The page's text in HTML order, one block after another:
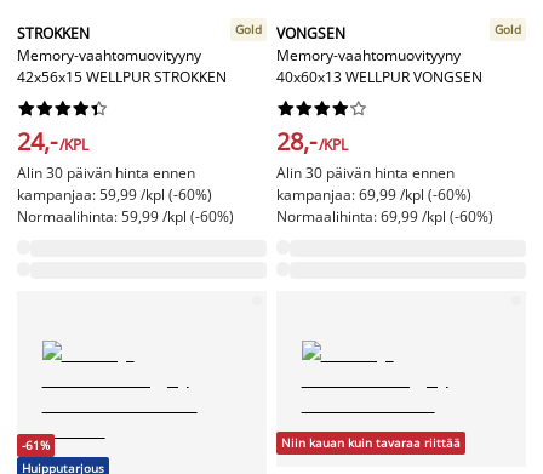
STROKKEN
Memory-vaahtomuovityyny
42x56x15 WELLPUR STROKKEN
Gold






24,-/KPL
Alin 30 päivän hinta ennen
kampanjaa: 59,99 /kpl (-60%)
Normaalihinta: 59,99 /kpl (-60%)
VONGSEN
Memory-vaahtomuovityyny
40x60x13 WELLPUR VONGSEN
Gold






28,-/KPL
Alin 30 päivän hinta ennen
kampanjaa: 69,99 /kpl (-60%)
Normaalihinta: 69,99 /kpl (-60%)
-61%
Huipputarjous
Niin kauan kuin tavaraa riittää